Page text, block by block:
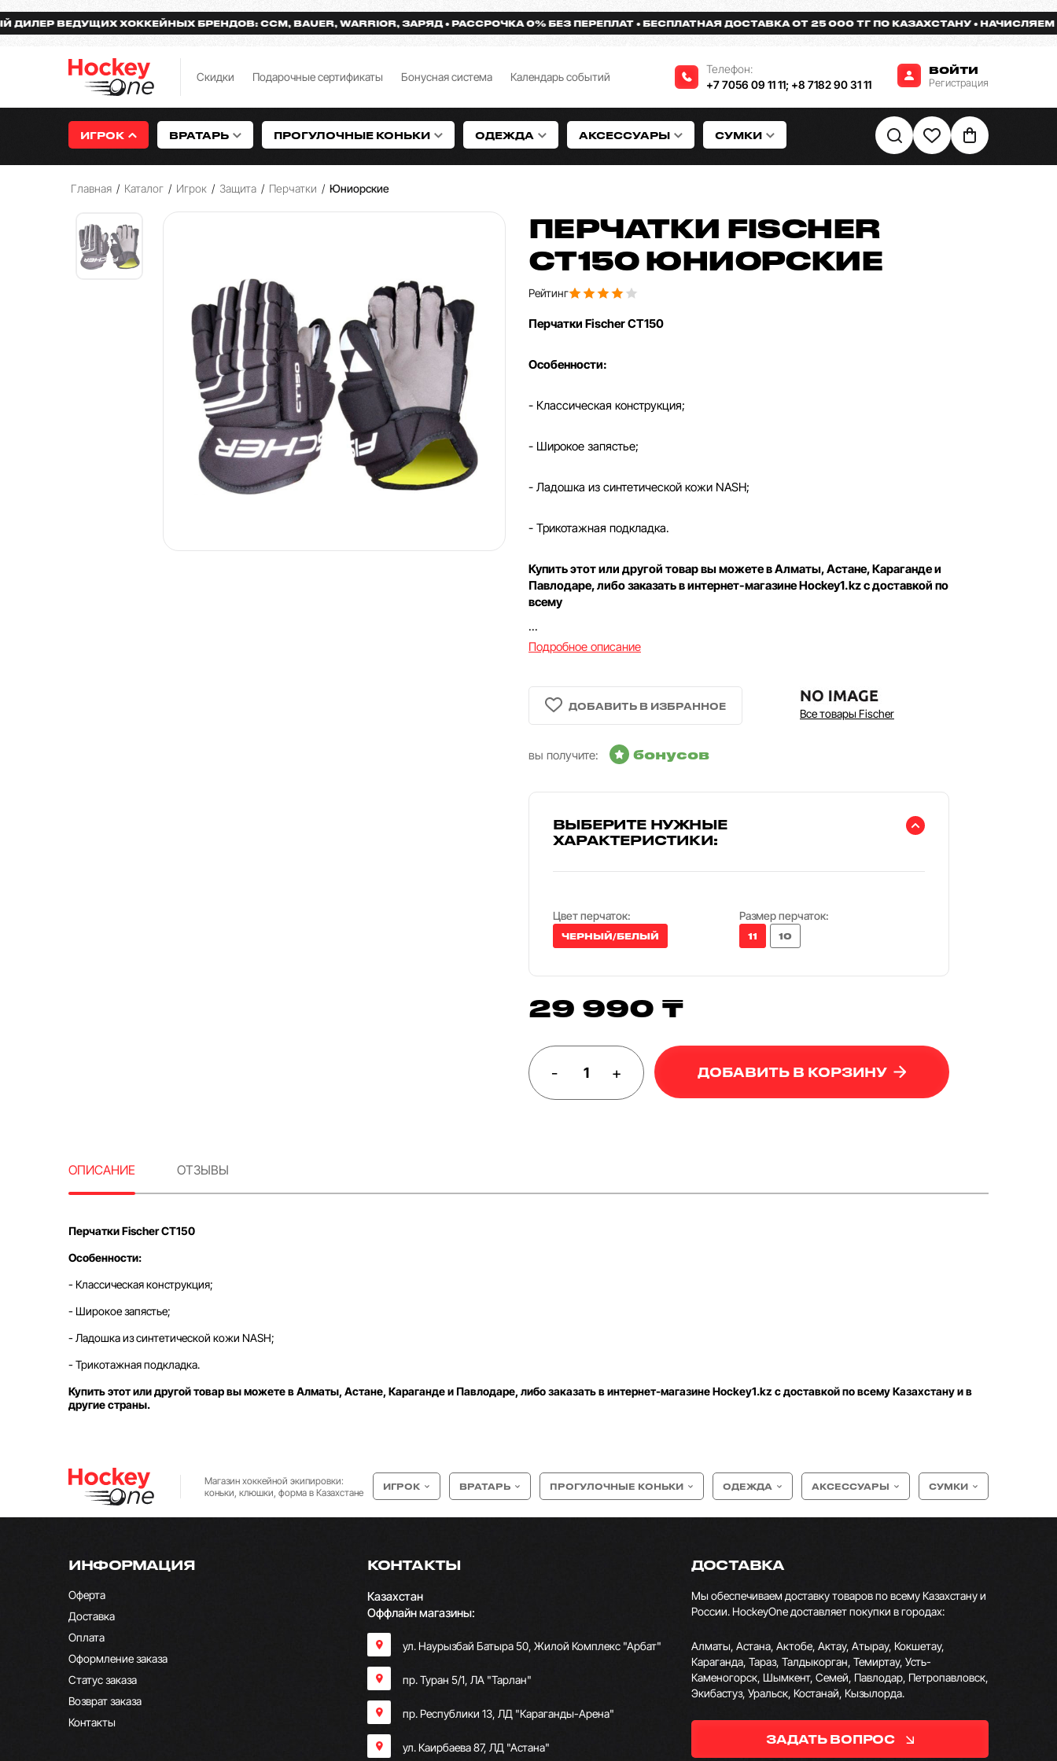
ВЕДУЩИХ ХОККЕЙНЫХ БРЕНДОВ: CCM, BAUER, WARRIOR, ЗАРЯД РАССРОЧКА 0% БЕЗ ПЕРЕПЛАТ БЕСПЛАТНАЯ ДОСТАВКА ОТ 25 000 ТГ ПО КАЗАХСТАНУ НАЧИСЛЯЕМ
Скидки Подарочные сертификаты Бонусная система Календарь событий
Телефон:
+7 7056 09 11 11; +8 7182 90 31 11
ВОЙТИ
Регистрация
ИГРОК ВРАТАРЬ ПРОГУЛОЧНЫЕ КОНЬКИ ОДЕЖДА АКСЕССУАРЫ СУМКИ
Главная / Каталог / Игрок / Защита / Перчатки / Юниорские
ПЕРЧАТКИ FISCHER
CT150 ЮНИОРСКИЕ
Рейтинг
Перчатки Fischer CT150
Особенности:
- Классическая конструкция;
- Широкое запястье;
- Ладошка из синтетической кожи NASH;
- Трикотажная подкладка.
Купить этот или другой товар вы можете в Алматы, Астане, Караганде и
Павлодаре, либо заказать в интернет-магазине Hockey1.kz с доставкой по
всему
...
Подробное описание
Все товары Fischer
вы получите: бонусов
ВЫБЕРИТЕ НУЖНЫЕ
ХАРАКТЕРИСТИКИ:
Цвет перчаток:
ЧЕРНЫЙ/БЕЛЫЙ
Размер перчаток:
11 10
29 990 ₸
- + ДОБАВИТЬ В КОРЗИНУ
ОПИСАНИЕ ОТЗЫВЫ
Перчатки Fischer CT150
Особенности:
- Классическая конструкция;
- Широкое запястье;
- Ладошка из синтетической кожи NASH;
- Трикотажная подкладка.
Купить этот или другой товар вы можете в Алматы, Астане, Караганде и Павлодаре, либо заказать в интернет-магазине Hockey1.kz с доставкой по всему Казахстану и в
другие страны.
Магазин хоккейной экипировки:
коньки, клюшки, форма в Казахстане
ИГРОК ВРАТАРЬ ПРОГУЛОЧНЫЕ КОНЬКИ ОДЕЖДА АКСЕССУАРЫ СУМКИ
ИНФОРМАЦИЯ
Оферта
Доставка
Оплата
Оформление заказа
Статус заказа
Возврат заказа
Контакты
КОНТАКТЫ
Казахстан
Оффлайн магазины:
ул. Наурызбай Батыра 50, Жилой Комплекс "Арбат"
пр. Туран 5/1, ЛА "Тарлан"
пр. Республики 13, ​ЛД "Караганды-Арена"
ул. Каирбаева 87, ЛД "Астана"
ДОСТАВКА
Мы обеспечиваем доставку товаров по всему Казахстану и
России. HockeyOne доставляет покупки в городах:
Алматы, Астана, Актобе, Актау, Атырау, Кокшетау,
Караганда, Тараз, Талдыкорган, Темиртау, Усть-
Каменогорск, Шымкент, Семей, Павлодар, Петропавловск,
Экибастуз, Уральск, Костанай, Кызылорда.
ЗАДАТЬ ВОПРОС